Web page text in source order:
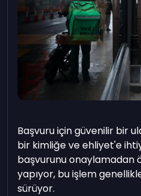
Başvuru için güvenilir bir
bir kimliğe ve ehliyet'e
başvurunu onaylamadan
yapıyor, bu işlem
sürüyor.